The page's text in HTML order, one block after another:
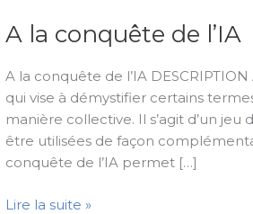
A la conquête de l’IA
A la conquête de l’IA
qui vise à démystifier certains
manière collective. Il s’agit d’un
être utilisées de façon
conquête de l’IA permet […]
Lire la suite »